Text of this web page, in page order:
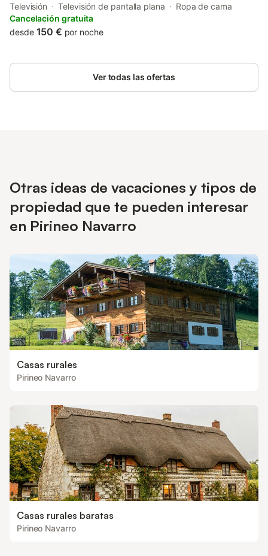
holiday home offers a tour desk.
Televisión Televisión de pantalla plana
Ropa de cama
Cancelación gratuita
desde 150 € por noche
Ver todas las ofertas
Otras ideas de vacaciones y tipos de
propiedad que te pueden interesar
en Pirineo Navarro
Casas rurales
Pirineo Navarro
Casas rurales baratas
Pirineo Navarro